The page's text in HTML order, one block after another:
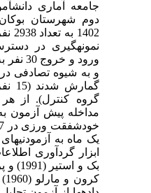
جامعه آماری
1402
نمونه­گیری در
ورود و
و به شیوه تصادفی در
گمارش
گروه کنترل). از
مداخله پیش آزمون
یک ماه به آزمودنی­های
ابزار گردآوری
بکو استیر (1991)
و